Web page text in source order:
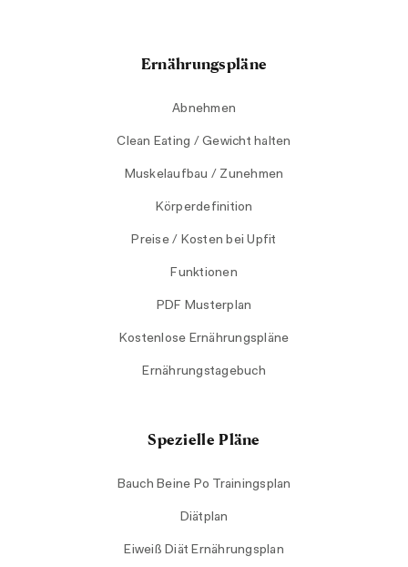
Ernährungspläne
Abnehmen
Clean Eating / Gewicht halten
Muskelaufbau / Zunehmen
Körperdefinition
Preise / Kosten bei Upfit
Funktionen
PDF Musterplan
Kostenlose Ernährungspläne
Ernährungstagebuch
Spezielle Pläne
Bauch Beine Po Trainingsplan
Diätplan
Eiweiß Diät Ernährungsplan